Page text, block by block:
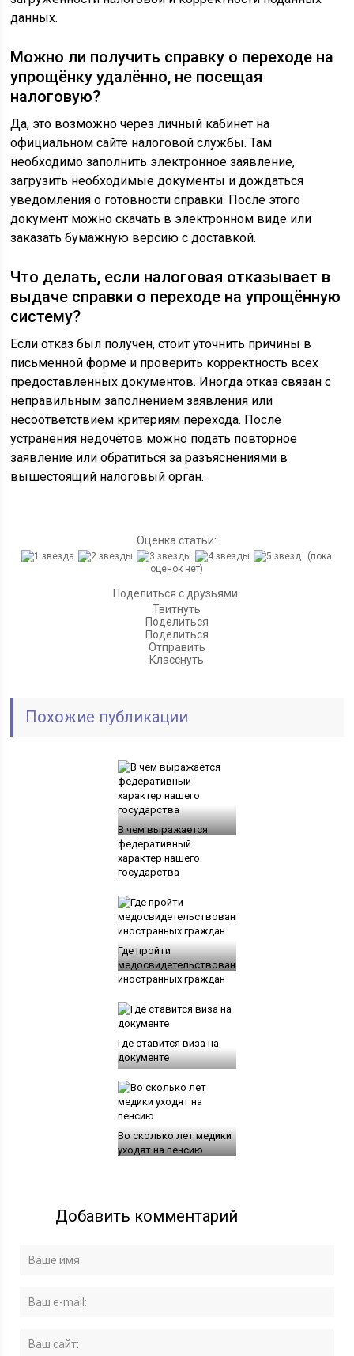
данных.
Можно ли получить справку о переходе на
упрощёнку удалённо, не посещая
налоговую?
Да, это возможно через личный кабинет на
официальном сайте налоговой службы. Там
необходимо заполнить электронное заявление,
загрузить необходимые документы и дождаться
уведомления о готовности справки. После этого
документ можно скачать в электронном виде или
заказать бумажную версию с доставкой.
Что делать, если налоговая отказывает в
выдаче справки о переходе на упрощённую
систему?
Если отказ был получен, стоит уточнить причины в
письменной форме и проверить корректность всех
предоставленных документов. Иногда отказ связан с
неправильным заполнением заявления или
несоответствием критериям перехода. После
устранения недочётов можно подать повторное
заявление или обратиться за разъяснениями в
вышестоящий налоговый орган.
Оценка статьи:
(пока
оценок нет)
Поделиться с друзьями:
Твитнуть
Поделиться
Поделиться
Отправить
Класснуть
Похожие публикации
В чем выражается
федеративный
характер нашего
государства
Где пройти
медосвидетельствование
иностранных граждан
Где ставится виза на
документе
Во сколько лет медики
уходят на пенсию
Добавить комментарий